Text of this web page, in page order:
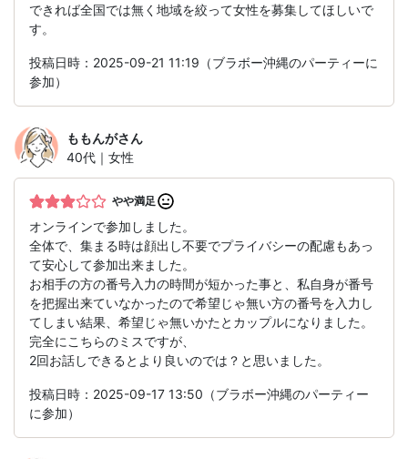
できれば全国では無く地域を絞って女性を募集してほしいで
す。
投稿日時：2025-09-21 11:19（ブラボー沖縄のパーティーに
参加）
ももんがさん
40代｜女性
やや満足
オンラインで参加しました。
全体で、集まる時は顔出し不要でプライバシーの配慮もあっ
て安心して参加出来ました。
お相手の方の番号入力の時間が短かった事と、私自身が番号
を把握出来ていなかったので希望じゃ無い方の番号を入力し
てしまい結果、希望じゃ無いかたとカップルになりました。
完全にこちらのミスですが、
2回お話しできるとより良いのでは？と思いました。
投稿日時：2025-09-17 13:50（ブラボー沖縄のパーティー
に参加）